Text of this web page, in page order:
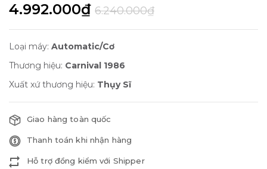
4.992.000₫ 6.240.000₫
Loại máy: Automatic/Cơ
Thương hiệu: Carnival 1986
Xuất xứ thương hiệu: Thụy Sĩ
Giao hàng toàn quốc
Thanh toán khi nhận hàng
Hỗ trợ đồng kiểm với Shipper